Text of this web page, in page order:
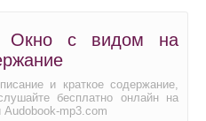
Окно с видом на
и краткое содержание,
бесплатно онлайн на
Audobook-mp3.com